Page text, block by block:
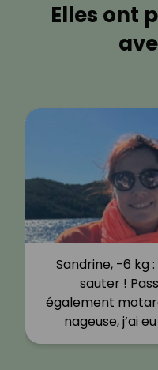
Elles ont
Sandrine, -6 kg
sauter !
également
nageuse, j’ai